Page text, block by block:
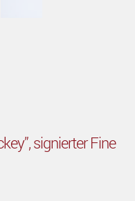
signierter Fine